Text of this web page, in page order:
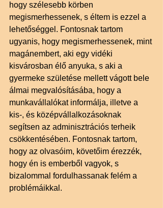
hogy szélesebb körben
megismerhessenek, s éltem is ezzel a
lehetőséggel. Fontosnak tartom
ugyanis, hogy megismerhessenek, mint
magánembert, aki egy vidéki
kisvárosban élő anyuka, s aki a
gyermeke születése mellett vágott bele
álmai megvalósításába, hogy a
munkavállalókat informálja, illetve a
kis-, és középvállalkozásoknak
segítsen az adminisztrációs terheik
csökkentésében. Fontosnak tartom,
hogy az olvasóim, követőim érezzék,
hogy én is emberből vagyok, s
bizalommal fordulhassanak felém a
problémáikkal.